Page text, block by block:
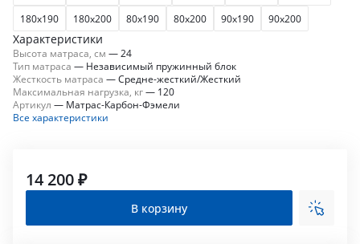
180x190
180x200 80x190 80x200 90x190 90x200
Характеристики
Высота матраса, см — 24
Тип матраса — Независимый пружинный блок
Жесткость матраса —Средне-жесткий/Жесткий
Максимальная нагрузка, кг— 120
Артикул — Матрас-Карбон-Фэмели
Все характеристики
14 200 ₽
В корзину